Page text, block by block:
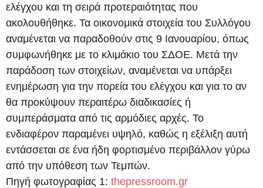
ελέγχου και τη σειρά προτεραιότητας που
ακολουθήθηκε. Τα οικονομικά στοιχεία του Συλλόγου
αναμένεται να παραδοθούν στις 9 Ιανουαρίου, όπως
συμφωνήθηκε με το κλιμάκιο του ΣΔΟΕ. Μετά την
παράδοση των στοιχείων, αναμένεται να υπάρξει
ενημέρωση για την πορεία του ελέγχου και για το αν
θα προκύψουν περαιτέρω διαδικασίες ή
συμπεράσματα από τις αρμόδιες αρχές. Το
ενδιαφέρον παραμένει υψηλό, καθώς η εξέλιξη αυτή
εντάσσεται σε ένα ήδη φορτισμένο περιβάλλον γύρω
από την υπόθεση των Τεμπών.
Πηγή φωτογραφίας 1: thepressroom.gr